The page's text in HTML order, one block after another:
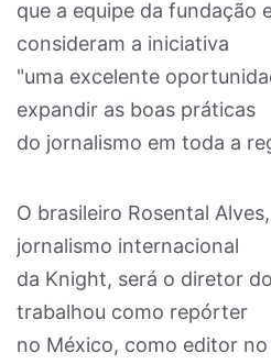
que a equipe da fundação
consideram a iniciativa
"uma excelente
expandir as boas práticas
do jornalismo em toda a
O brasileiro Rosental
jornalismo internacional
da Knight, será o diretor
trabalhou como repórter
no México, como editor